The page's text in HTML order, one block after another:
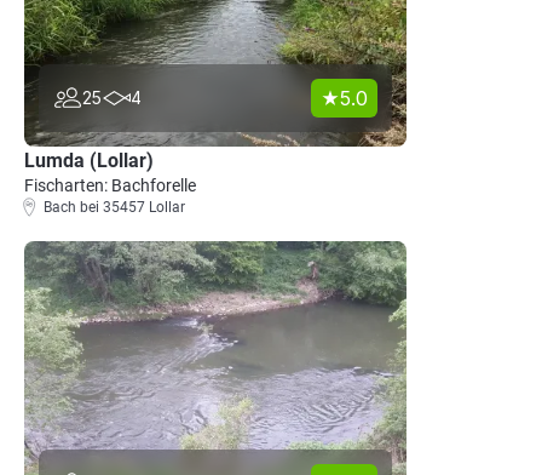
25 4 5.0
Lumda (Lollar)
Fischarten: Bachforelle
Bach bei 35457 Lollar